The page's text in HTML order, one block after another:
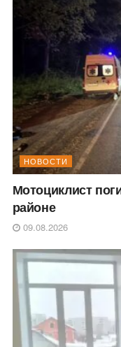
НОВОСТИ
Мотоциклист
районе
09.08.2026